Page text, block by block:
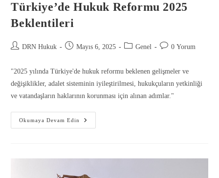
Türkiye’de Hukuk Reformu 2025
Beklentileri
DRN Hukuk Mayıs 6, 2025 Genel 0 Yorum
"2025 yılında Türkiye'de hukuk reformu beklenen gelişmeler ve
değişiklikler, adalet sisteminin iyileştirilmesi, hukukçuların yetkinliği
ve vatandaşların haklarının korunması için alınan adımlar."
Okumaya Devam Edin